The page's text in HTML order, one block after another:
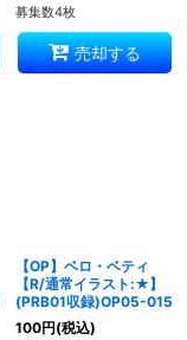
募集数4枚
売却する
【OP】ベロ・ベティ
【R/通常イラスト:★】
(PRB01収録)OP05-015
100円(税込)